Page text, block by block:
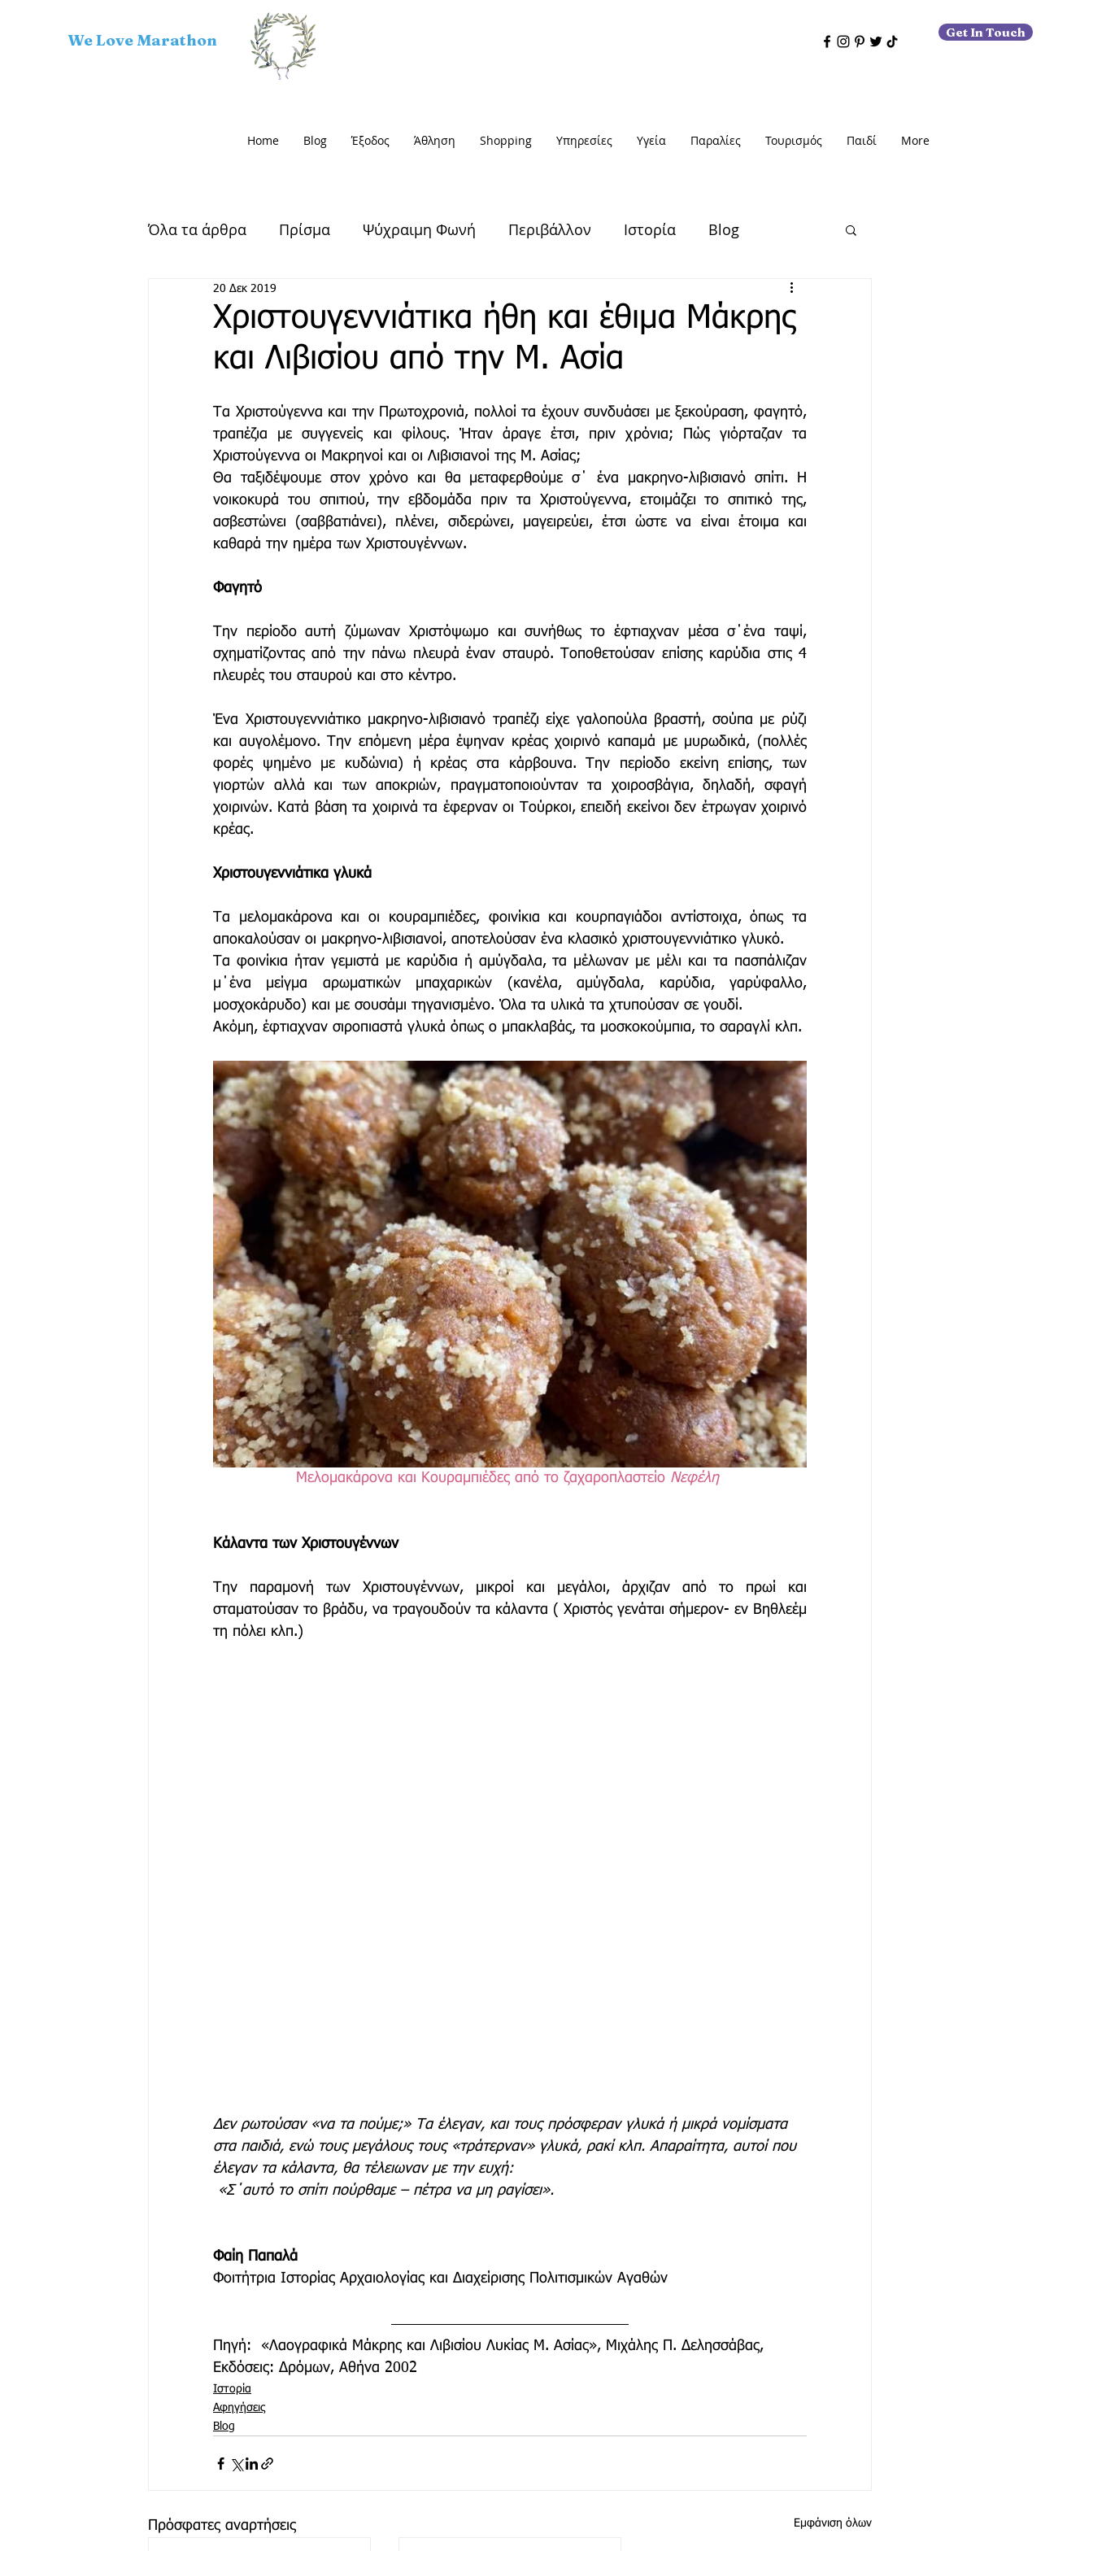
We Love Marathon Get In Touch
Home Blog Έξοδος Άθληση Shopping Υπηρεσίες Υγεία Παραλίες Τουρισμός Παιδί More
Όλα τα άρθρα Πρίσμα Ψύχραιμη Φωνή Περιβάλλον Ιστορία Blog
Αρχαίος Μαραθώνας
Μαραθώνιος Δρόμος Έξοδος Πρόσωπα Αφηγήσεις
Μόδα & Ομορφιά Θέατρο Deco Παιδί Εκκλησίες Μαραθώνα
Δράσεις Χορηγός Επικοινωνίας Μαραθώνια Μονοπάτια
Χριστουγεννιάτικα ήθη και έθιμα Μάκρης
και Λιβισίου από την Μ. Ασία
20 Δεκ 2019
Τα Χριστούγεννα και την Πρωτοχρονιά, πολλοί τα έχουν συνδυάσει με ξεκούραση, φαγητό,
τραπέζια με συγγενείς και φίλους. Ήταν άραγε έτσι, πριν χρόνια; Πώς γιόρταζαν τα
Χριστούγεννα οι Μακρηνοί και οι Λιβισιανοί της Μ. Ασίας;
Θα ταξιδέψουμε στον χρόνο και θα μεταφερθούμε σ΄ ένα μακρηνο-λιβισιανό σπίτι. Η
νοικοκυρά του σπιτιού, την εβδομάδα πριν τα Χριστούγεννα, ετοιμάζει το σπιτικό της,
ασβεστώνει (σαββατιάνει), πλένει, σιδερώνει, μαγειρεύει, έτσι ώστε να είναι έτοιμα και
καθαρά την ημέρα των Χριστουγέννων.
Φαγητό
Την περίοδο αυτή ζύμωναν Χριστόψωμο και συνήθως το έφτιαχναν μέσα σ΄ένα ταψί,
σχηματίζοντας από την πάνω πλευρά έναν σταυρό. Τοποθετούσαν επίσης καρύδια στις 4
πλευρές του σταυρού και στο κέντρο.
Ένα Χριστουγεννιάτικο μακρηνο-λιβισιανό τραπέζι είχε γαλοπούλα βραστή, σούπα με ρύζι
και αυγολέμονο. Την επόμενη μέρα έψηναν κρέας χοιρινό καπαμά με μυρωδικά, (πολλές
φορές ψημένο με κυδώνια) ή κρέας στα κάρβουνα. Την περίοδο εκείνη επίσης, των
γιορτών αλλά και των αποκριών, πραγματοποιούνταν τα χοιροσβάγια, δηλαδή, σφαγή
χοιρινών. Κατά βάση τα χοιρινά τα έφερναν οι Τούρκοι, επειδή εκείνοι δεν έτρωγαν χοιρινό
κρέας.
Χριστουγεννιάτικα γλυκά
Τα μελομακάρονα και οι κουραμπιέδες, φοινίκια και κουρπαγιάδοι αντίστοιχα, όπως τα
αποκαλούσαν οι μακρηνο-λιβισιανοί, αποτελούσαν ένα κλασικό χριστουγεννιάτικο γλυκό.
Τα φοινίκια ήταν γεμιστά με καρύδια ή αμύγδαλα, τα μέλωναν με μέλι και τα πασπάλιζαν
μ΄ένα μείγμα αρωματικών μπαχαρικών (κανέλα, αμύγδαλα, καρύδια, γαρύφαλλο,
μοσχοκάρυδο) και με σουσάμι τηγανισμένο. Όλα τα υλικά τα χτυπούσαν σε γουδί.
Ακόμη, έφτιαχναν σιροπιαστά γλυκά όπως ο μπακλαβάς, τα μοσκοκούμπια, το σαραγλί κλπ.
Μελομακάρονα και Κουραμπιέδες από το ζαχαροπλαστείο Νεφέλη
Κάλαντα των Χριστουγέννων
Την παραμονή των Χριστουγέννων, μικροί και μεγάλοι, άρχιζαν από το πρωί και
σταματούσαν το βράδυ, να τραγουδούν τα κάλαντα ( Χριστός γενάται σήμερον- εν Βηθλεέμ
τη πόλει κλπ.)
Δεν ρωτούσαν «να τα πούμε;» Τα έλεγαν, και τους πρόσφεραν γλυκά ή μικρά νομίσματα
στα παιδιά, ενώ τους μεγάλους τους «τράτερναν» γλυκά, ρακί κλπ. Απαραίτητα, αυτοί που
έλεγαν τα κάλαντα, θα τέλειωναν με την ευχή:
«Σ΄αυτό το σπίτι πούρθαμε – πέτρα να μη ραγίσει».
Φαίη Παπαλά
Φοιτήτρια Ιστορίας Αρχαιολογίας και Διαχείρισης Πολιτισμικών Αγαθών
Πηγή:  «Λαογραφικά Μάκρης και Λιβισίου Λυκίας Μ. Ασίας», Μιχάλης Π. Δελησσάβας,
Εκδόσεις: Δρόμων, Αθήνα 2002
Ιστορία
Αφηγήσεις
Blog
Πρόσφατες αναρτήσεις Εμφάνιση όλων